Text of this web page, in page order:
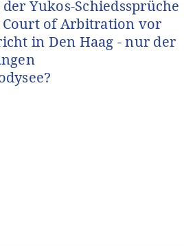
Yukos-Schiedssprüche
Court of Arbitration vor
in Den Haag - nur der